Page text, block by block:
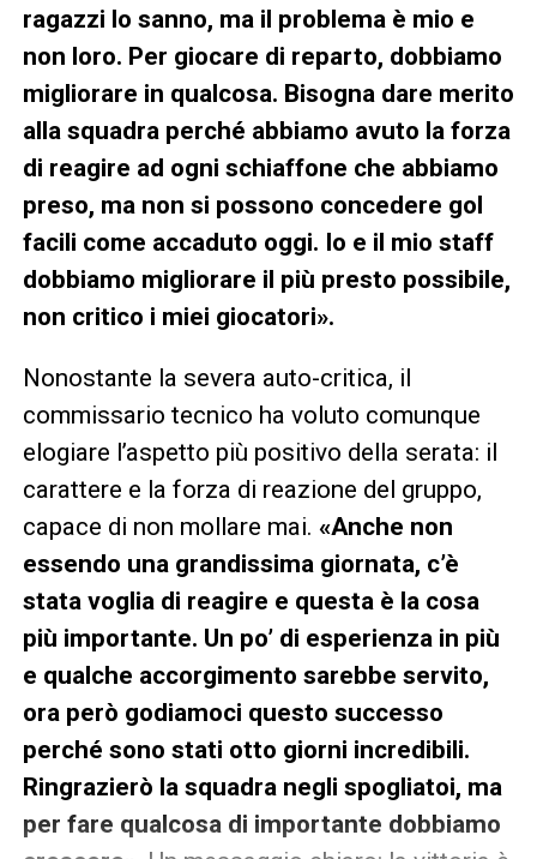
ragazzi lo sanno, ma il problema è mio e
non loro. Per giocare di reparto, dobbiamo
migliorare in qualcosa. Bisogna dare merito
alla squadra perché abbiamo avuto la forza
di reagire ad ogni schiaffone che abbiamo
preso, ma non si possono concedere gol
facili come accaduto oggi. Io e il mio staff
dobbiamo migliorare il più presto possibile,
non critico i miei giocatori».
Nonostante la severa auto-critica, il
commissario tecnico ha voluto comunque
elogiare l’aspetto più positivo della serata: il
carattere e la forza di reazione del gruppo,
capace di non mollare mai. «Anche non
essendo una grandissima giornata, c’è
stata voglia di reagire e questa è la cosa
più importante. Un po’ di esperienza in più
e qualche accorgimento sarebbe servito,
ora però godiamoci questo successo
perché sono stati otto giorni incredibili.
Ringrazierò la squadra negli spogliatoi, ma
per fare qualcosa di importante dobbiamo